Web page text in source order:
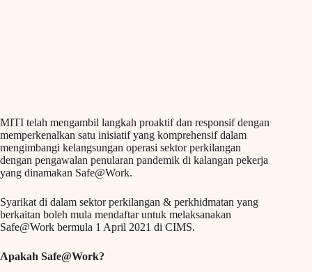
MITI telah mengambil langkah proaktif dan responsif dengan
memperkenalkan satu inisiatif yang komprehensif dalam
mengimbangi kelangsungan operasi sektor perkilangan
dengan pengawalan penularan pandemik di kalangan pekerja
yang dinamakan Safe@Work.
Syarikat di dalam sektor perkilangan & perkhidmatan yang
berkaitan boleh mula mendaftar untuk melaksanakan
Safe@Work bermula 1 April 2021 di CIMS.
Apakah Safe@Work?